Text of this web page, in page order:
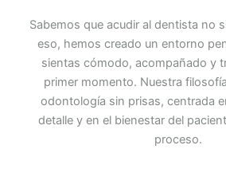
Sabemos que acudir al dentista no
eso, hemos creado un entorno
sientas cómodo, acompañado y
primer momento. Nuestra
odontología sin prisas, centrada
detalle y en el bienestar del
proceso.